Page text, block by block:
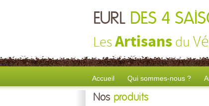
EURL DES 4
LesArtisans du
Accueil Qui sommes-nous ?
Nos produits